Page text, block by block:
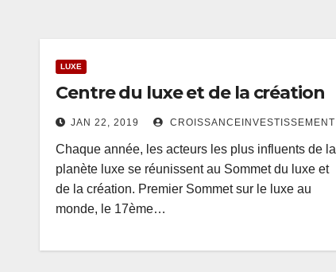
LUXE
Centre du luxe et de la création
JAN 22, 2019 CROISSANCEINVESTISSEMENT
Chaque année, les acteurs les plus influents de la
planète luxe se réunissent au Sommet du luxe et
de la création. Premier Sommet sur le luxe au
monde, le 17ème…